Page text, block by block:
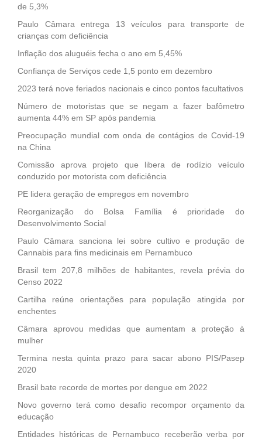
de 5,3%
Paulo Câmara entrega 13 veículos para transporte de
crianças com deficiência
Inflação dos aluguéis fecha o ano em 5,45%
Confiança de Serviços cede 1,5 ponto em dezembro
2023 terá nove feriados nacionais e cinco pontos facultativos
Número de motoristas que se negam a fazer bafômetro
aumenta 44% em SP após pandemia
Preocupação mundial com onda de contágios de Covid-19
na China
Comissão aprova projeto que libera de rodízio veículo
conduzido por motorista com deficiência
PE lidera geração de empregos em novembro
Reorganização do Bolsa Família é prioridade do
Desenvolvimento Social
Paulo Câmara sanciona lei sobre cultivo e produção de
Cannabis para fins medicinais em Pernambuco
Brasil tem 207,8 milhões de habitantes, revela prévia do
Censo 2022
Cartilha reúne orientações para população atingida por
enchentes
Câmara aprovou medidas que aumentam a proteção à
mulher
Termina nesta quinta prazo para sacar abono PIS/Pasep
2020
Brasil bate recorde de mortes por dengue em 2022
Novo governo terá como desafio recompor orçamento da
educação
Entidades históricas de Pernambuco receberão verba por